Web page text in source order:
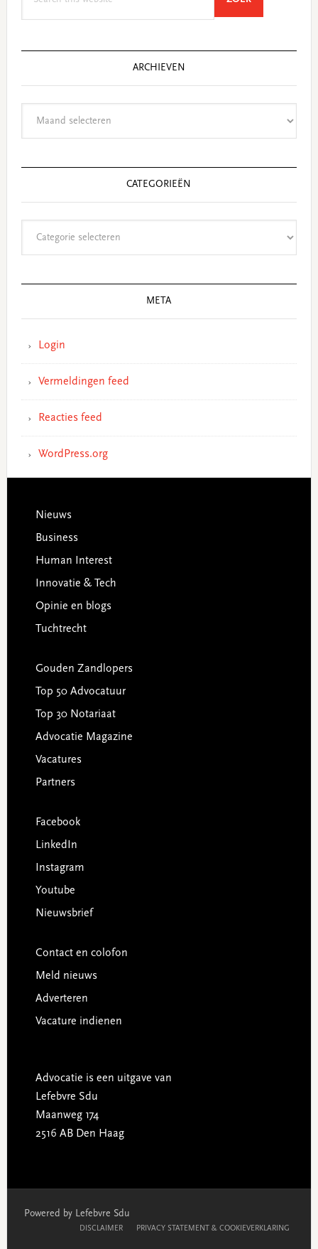
ARCHIEVEN
CATEGORIEËN
META
Login
Vermeldingen feed
Reacties feed
WordPress.org
Footer
Nieuws
Business
Human Interest
Innovatie & Tech
Opinie en blogs
Tuchtrecht
Gouden Zandlopers
Top 50 Advocatuur
Top 30 Notariaat
Advocatie Magazine
Vacatures
Partners
Facebook
LinkedIn
Instagram
Youtube
Nieuwsbrief
Contact en colofon
Meld nieuws
Adverteren
Vacature indienen
Advocatie is een uitgave van
Lefebvre Sdu
Maanweg 174
2516 AB Den Haag
Powered by Lefebvre Sdu
DISCLAIMER PRIVACY STATEMENT & COOKIEVERKLARING